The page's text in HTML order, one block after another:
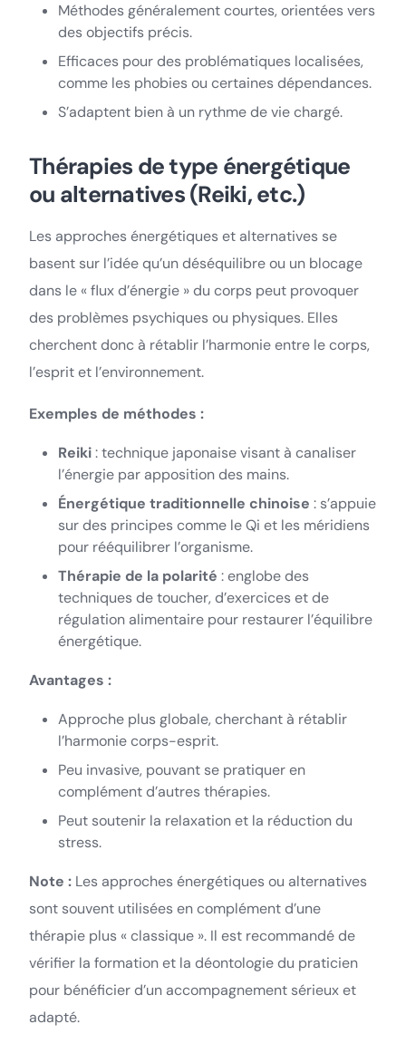
Méthodes généralement courtes, orientées vers
des objectifs précis.
Efficaces pour des problématiques localisées,
comme les phobies ou certaines dépendances.
S’adaptent bien à un rythme de vie chargé.
Thérapies de type énergétique
ou alternatives (Reiki, etc.)
Les approches énergétiques et alternatives se
basent sur l’idée qu’un déséquilibre ou un blocage
dans le « flux d’énergie » du corps peut provoquer
des problèmes psychiques ou physiques. Elles
cherchent donc à rétablir l’harmonie entre le corps,
l’esprit et l’environnement.
Exemples de méthodes :
Reiki: technique japonaise visant à canaliser
l’énergie par apposition des mains.
Énergétique traditionnelle chinoise : s’appuie
sur des principes comme le Qi et les méridiens
pour rééquilibrer l’organisme.
Thérapie de la polarité : englobe des
techniques de toucher, d’exercices et de
régulation alimentaire pour restaurer l’équilibre
énergétique.
Avantages :
Approche plus globale, cherchant à rétablir
l’harmonie corps-esprit.
Peu invasive, pouvant se pratiquer en
complément d’autres thérapies.
Peut soutenir la relaxation et la réduction du
stress.
Note : Les approches énergétiques ou alternatives
sont souvent utilisées en complément d’une
thérapie plus « classique ». Il est recommandé de
vérifier la formation et la déontologie du praticien
pour bénéficier d’un accompagnement sérieux et
adapté.